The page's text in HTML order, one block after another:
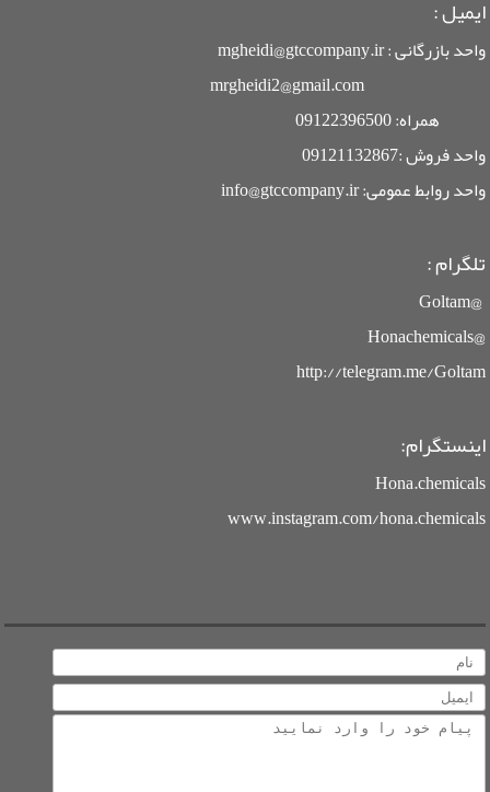
ایمیل:
واحد بازرگانی : mgheidi@gtccompany.ir
mrgheidi2@gmail.com
همراه: 09122396500
واحد فروش :09121132867
واحد روابط عمومی: info@gtccompany.ir
تلگرام :
@Goltam
@Honachemicals
http://telegram.me/Goltam
اینستگرام:
Hona.chemicals
www.instagram.com/hona.chemicals